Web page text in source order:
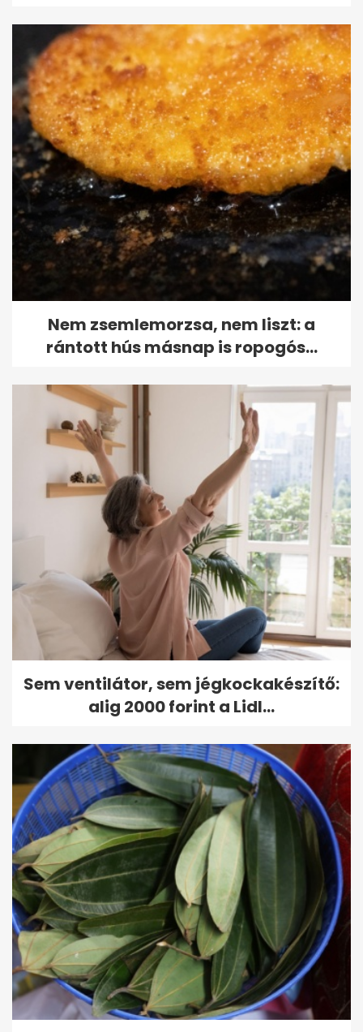
Nem zsemlemorzsa, nem liszt: a
rántott hús másnap is ropogós...
Sem ventilátor, sem jégkockakészítő:
alig 2000 forint a Lidl...